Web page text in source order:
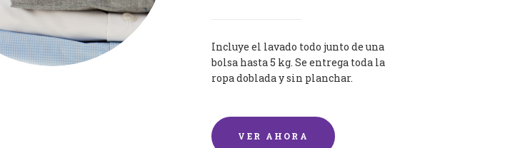
Incluye el lavado todo junto de una
bolsa hasta 5 kg. Se entrega toda la
ropa doblada y sin planchar.
VER AHORA